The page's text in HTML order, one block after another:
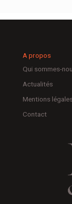
A propos
Qui sommes-
Actualités
Mentions
Contact